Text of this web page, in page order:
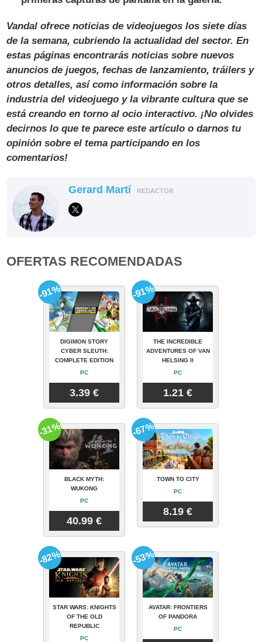
Vandal ofrece noticias de videojuegos los siete días
de la semana, cubriendo la actualidad del sector. En
estas páginas encontrarás noticias sobre nuevos
anuncios de juegos, fechas de lanzamiento, tráilers y
otros detalles, así como información sobre la
industria del videojuego y la vibrante cultura que se
está creando en torno al ocio interactivo. ¡No olvides
decirnos lo que te parece este artículo o darnos tu
opinión sobre el tema participando en los
comentarios!
Gerard Martí REDACTOR
OFERTAS RECOMENDADAS
DIGIMON STORY
CYBER SLEUTH:
COMPLETE EDITION
PC
3.39 €
-91%
THE INCREDIBLE
ADVENTURES OF VAN
HELSING II
PC
1.21 €
-91%
BLACK MYTH:
WUKONG
PC
40.99 €
-31%
TOWN TO CITY
PC
8.19 €
-67%
STAR WARS: KNIGHTS
OF THE OLD
REPUBLIC
PC
-82%
AVATAR: FRONTIERS
OF PANDORA
PC
-53%